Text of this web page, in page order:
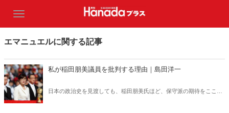
エマニュエルに関する記事
私が稲田朋美議員を批判する理由｜島田洋一
日本の政治史を見渡しても、稲田朋美氏ほど、保守派の期待をここま